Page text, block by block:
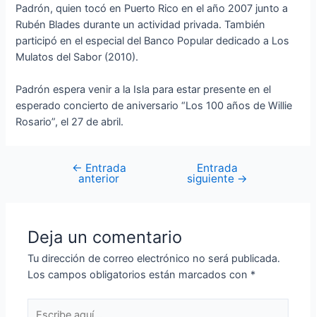
Padrón, quien tocó en Puerto Rico en el año 2007 junto a
Rubén Blades durante un actividad privada. También
participó en el especial del Banco Popular dedicado a Los
Mulatos del Sabor (2010).
Padrón espera venir a la Isla para estar presente en el
esperado concierto de aniversario “Los 100 años de Willie
Rosario”, el 27 de abril.
← Entrada
anterior
Entrada
siguiente →
Deja un comentario
Tu dirección de correo electrónico no será publicada.
Los campos obligatorios están marcados con *